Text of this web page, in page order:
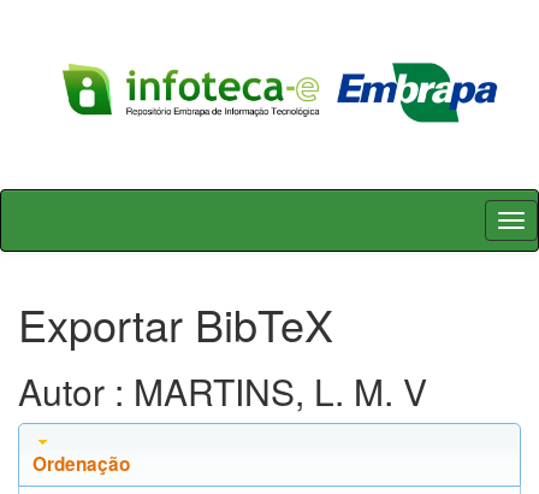
Skip
Exportar BibTeX
Autor : MARTINS, L. M. V
Ordenação